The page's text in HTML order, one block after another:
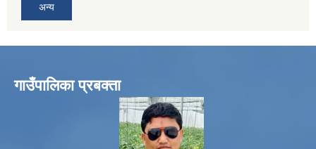
अन्य
गाउँपालिका प्रबक्ता